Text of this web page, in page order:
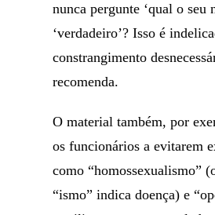
nunca pergunte ‘qual o seu
‘verdadeiro’? Isso é
constrangimento
recomenda.
O material também, por
os funcionários a evitarem
como “homossexualismo”
“ismo” indica doença) e